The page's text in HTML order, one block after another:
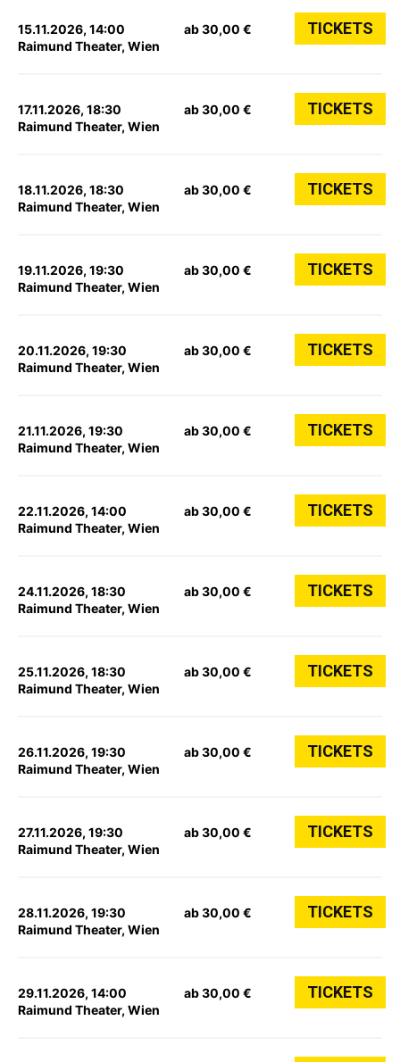
15.11.2026, 14:00
Raimund Theater, Wien
ab 30,00 € TICKETS
17.11.2026, 18:30
Raimund Theater, Wien
ab 30,00 € TICKETS
18.11.2026, 18:30
Raimund Theater, Wien
ab 30,00 € TICKETS
19.11.2026, 19:30
Raimund Theater, Wien
ab 30,00 € TICKETS
20.11.2026, 19:30
Raimund Theater, Wien
ab 30,00 € TICKETS
21.11.2026, 19:30
Raimund Theater, Wien
ab 30,00 € TICKETS
22.11.2026, 14:00
Raimund Theater, Wien
ab 30,00 € TICKETS
24.11.2026, 18:30
Raimund Theater, Wien
ab 30,00 € TICKETS
25.11.2026, 18:30
Raimund Theater, Wien
ab 30,00 € TICKETS
26.11.2026, 19:30
Raimund Theater, Wien
ab 30,00 € TICKETS
27.11.2026, 19:30
Raimund Theater, Wien
ab 30,00 € TICKETS
28.11.2026, 19:30
Raimund Theater, Wien
ab 30,00 € TICKETS
29.11.2026, 14:00
Raimund Theater, Wien
ab 30,00 € TICKETS